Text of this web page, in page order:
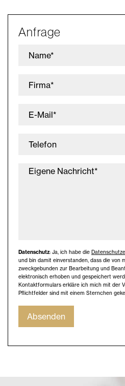
Anfrage
Name*
Firma*
E-Mail*
Telefon
Eigene Nachricht*
Datenschutz: Ja, ich habe die
und bin damit einverstanden, dass die von
zweckgebunden zur Bearbeitung und
elektronisch erhoben und gespeichert
Kontaktformulars erkläre ich mich mit der
Pflichtfelder sind mit einem Sternchen
Absenden